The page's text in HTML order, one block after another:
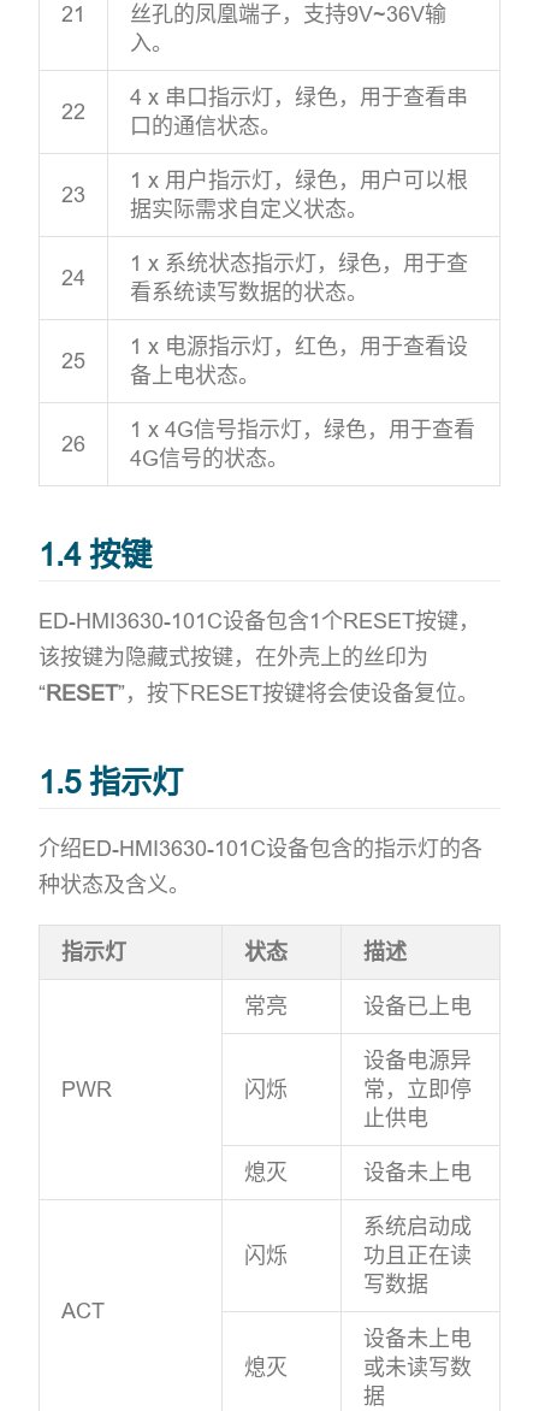
21
丝孔的凤凰端子，支持9V~36V输
入。
22
4 x 串口指示灯，绿色，用于查看串
口的通信状态。
23
1 x 用户指示灯，绿色，用户可以根
据实际需求自定义状态。
24
1 x 系统状态指示灯，绿色，用于查
看系统读写数据的状态。
25
1 x 电源指示灯，红色，用于查看设
备上电状态。
26
1 x 4G信号指示灯，绿色，用于查看
4G信号的状态。
1.4 按键
ED-HMI3630-101C设备包含1个RESET按键，
该按键为隐藏式按键，在外壳上的丝印为
“RESET”，按下RESET按键将会使设备复位。
1.5 指示灯
介绍ED-HMI3630-101C设备包含的指示灯的各
种状态及含义。
指示灯 状态 描述
PWR
常亮 设备已上电
闪烁
设备电源异
常，立即停
止供电
熄灭 设备未上电
ACT
闪烁
系统启动成
功且正在读
写数据
熄灭
设备未上电
或未读写数
据